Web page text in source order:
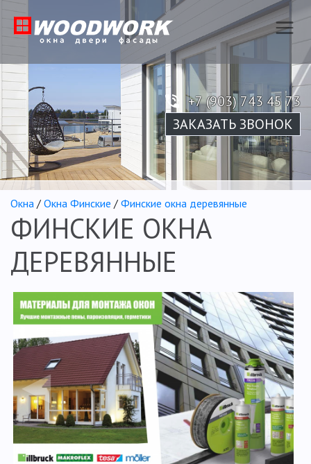
+7 (903) 743 45 73
ЗАКАЗАТЬ ЗВОНОК
Окна / Окна Финcкие / Финские окна деревянные
ФИНСКИЕ ОКНА
ДЕРЕВЯННЫЕ
▶
◀